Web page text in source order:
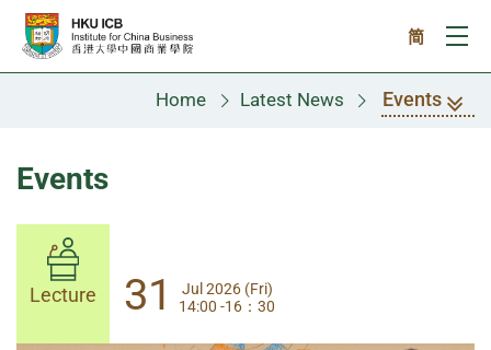
Skip to main content
简
Home Latest News Events
Events
Lecture 31
Jul 2026 (Fri)
14:00-17:30
Lecture 31
Jul 2026 (Fri)
14:00 -16：30